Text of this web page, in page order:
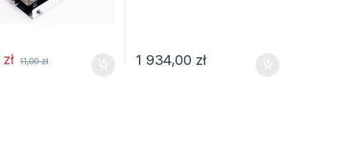
zł 11,00zł 1 934,00 zł